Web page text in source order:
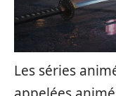
Les séries